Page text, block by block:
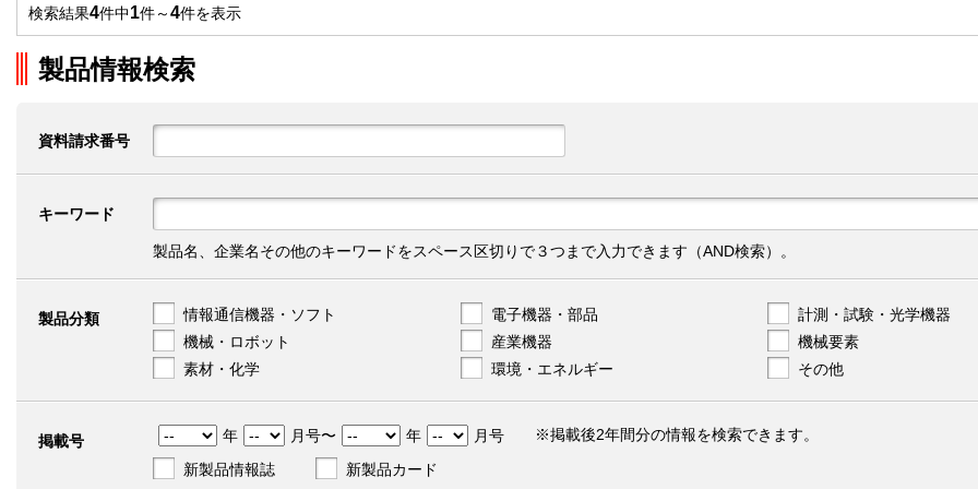
検索結果4件中1件～4件を表示
製品情報検索
資料請求番号
キーワード
製品名、企業名その他のキーワードをスペース区切りで３つまで入力できます（AND検索）。
製品分類 情報通信機器・ソフト 電子機器・部品
計測・試験・光学機器
機械・ロボット
産業機器
機械要素
素材・化学
環境・エネルギー その他
掲載号 年 月号〜 年
月号
新製品情報誌
新製品カード
※掲載後2年間分の情報を検索できます。